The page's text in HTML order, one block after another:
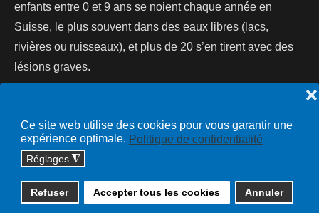
Ce site web utilise des cookies pour vous garantir une
expérience optimale. Politique de confidentialité
Réglages ◮
Refuser Accepter tous les cookies Annuler
❌
enfants entre 0 et 9 ans se noient chaque année en
Suisse, le plus souvent dans des eaux libres (lacs,
rivières ou ruisseaux), et plus de 20 s’en tirent avec des
lésions graves.
Copyright © 2026 cossonay.ch - tous droits réservés | site :
solutions informatiques